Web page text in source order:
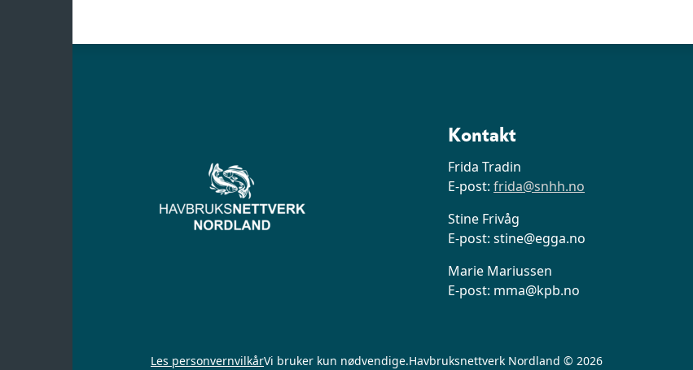
Kontakt
Frida Tradin
E-post: frida@snhh.no
Stine Frivåg
E-post: stine@egga.no
Marie Mariussen
E-post: mma@kpb.no
Les personvernvilkårVi bruker kun nødvendige.Havbruksnettverk Nordland © 2026